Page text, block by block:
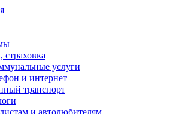
услуги
и интернет
транспорт
и автолюбителям